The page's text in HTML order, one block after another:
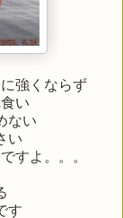
強くならず
い
ない
い
すよ。。。
す